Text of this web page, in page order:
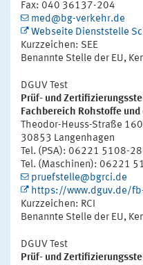
Fax: 040 36137-204
med@bg-verkehr.de
Webseite Dienststelle
Kurzzeichen: SEE
Benannte Stelle der EU,
DGUV Test
Prüf- und
Fachbereich Rohstoffe
Theodor-Heuss-Straße 160
30853 Langenhagen
Tel. (PSA): 06221 5108-
Tel. (Maschinen): 06221
pruefstelle@bgrci.de
https://www.dguv.de/
Kurzzeichen: RCI
Benannte Stelle der EU,
DGUV Test
Prüf- und